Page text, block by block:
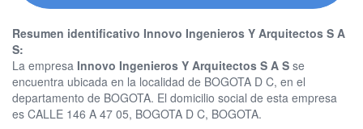
Resumen identificativo Innovo Ingenieros Y Arquitectos S A
S:
La empresa Innovo Ingenieros Y Arquitectos S A S se
encuentra ubicada en la localidad de BOGOTA D C, en el
departamento de BOGOTA. El domicilio social de esta empresa
es CALLE 146 A 47 05, BOGOTA D C, BOGOTA.